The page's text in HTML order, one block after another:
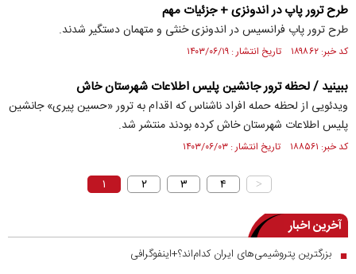
طرح ترور پاپ در اندونزی + جزئیات مهم
طرح ترور پاپ فرانسیس در اندونزی خنثی و متهمان دستگیر شدند.
کد خبر: ۱۸۹۸۶۲ تاریخ انتشار : ۱۴۰۳/۰۶/۱۹
ببینید / لحظه ترور جانشین پلیس اطلاعات شهرستان خاش
ویدئویی از لحظه حمله افراد ناشناس که اقدام به ترور «حسین پیری» جانشین
پلیس اطلاعات شهرستان خاش کرده بودند منتشر شد.
کد خبر: ۱۸۸۵۶۱ تاریخ انتشار : ۱۴۰۳/۰۶/۰۳
۱ ۲ ۳ ۴ >
آخرین اخبار
■ بزرگترین پتروشیمی‌های ایران کدام‌اند؟+اینفوگرافی